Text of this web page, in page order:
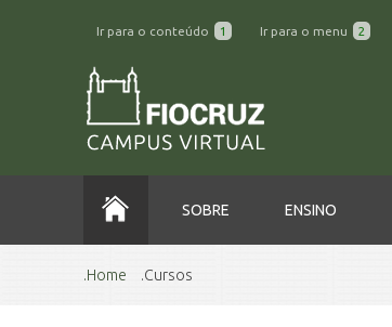
Ir para o conteúdo 1 Ir para o menu 2
SOBRE ENSINO
Home Cursos